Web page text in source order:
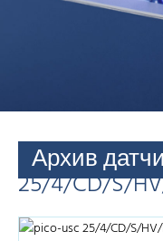
Архив
25/4/CD/S/